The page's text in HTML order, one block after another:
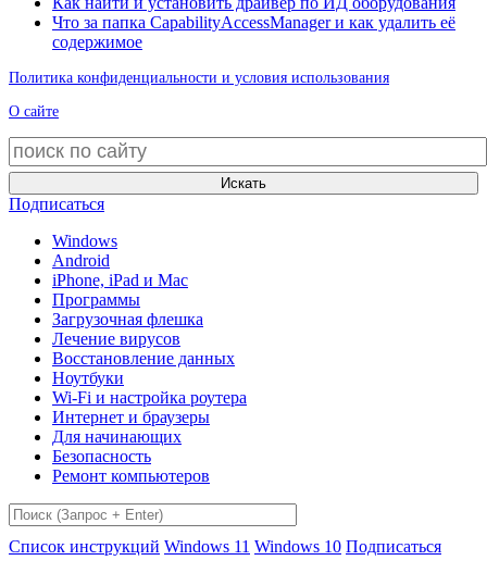
Что за папка CapabilityAccessManager и как удалить её
содержимое
Политика конфиденциальности и условия использования
О сайте
Искать
Подписаться
Windows
Android
iPhone, iPad и Mac
Программы
Загрузочная флешка
Лечение вирусов
Восстановление данных
Ноутбуки
Wi-Fi и настройка роутера
Интернет и браузеры
Для начинающих
Безопасность
Ремонт компьютеров
Список инструкций Windows 11 Windows 10 Подписаться